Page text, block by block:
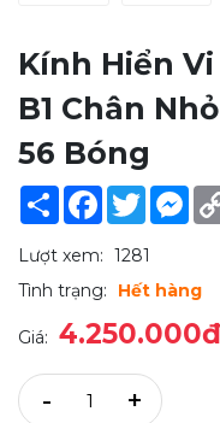
Kính Hiển
B1 Chân
56 Bóng
Share Facebook
Twitter
Lượt xem: 1281
Tình trạng:
Hết hàng
Giá: 4.250.000đ
- +